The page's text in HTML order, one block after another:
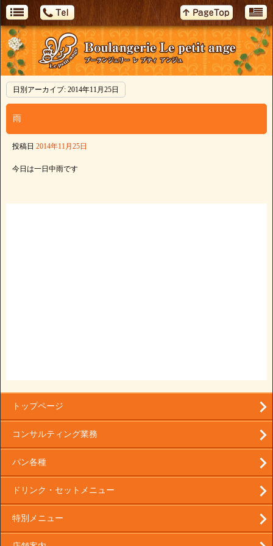
日別アーカイブ: 2014年11月25日
雨
投稿日 2014年11月25日
今日は一日中雨です
トップページ
コンサルティング業務
パン各種
ドリンク・セットメニュー
特別メニュー